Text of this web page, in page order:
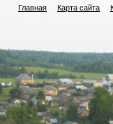
Главная Карта сайта